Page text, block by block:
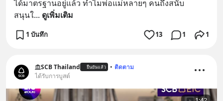
ได้มาตรฐานอยู่แล้ว ทำไมพ่อแม่หลายๆ คนถึงสนับ
สนุนใ... ดูเพิ่มเติม
1 บันทึก 13 1 1
SCB Thailand ยืนยันแล้ว • ติดตาม
ได้รับการบูสต์